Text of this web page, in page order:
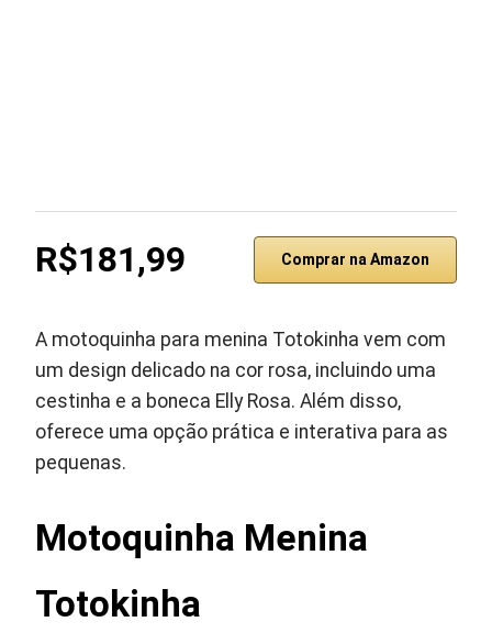
R$181,99 Comprar na Amazon
A motoquinha para menina Totokinha vem com
um design delicado na cor rosa, incluindo uma
cestinha e a boneca Elly Rosa. Além disso,
oferece uma opção prática e interativa para as
pequenas.
Motoquinha Menina
Totokinha